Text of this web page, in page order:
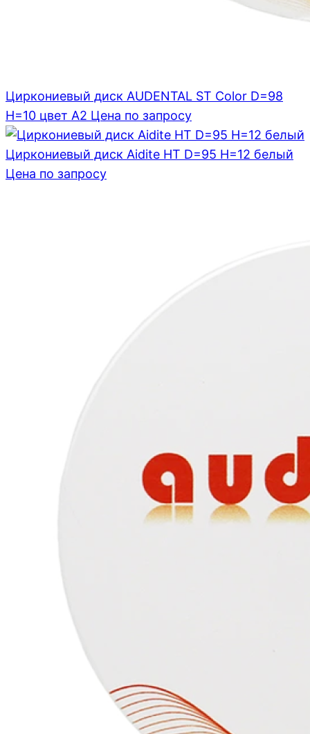
Циркониевый диск AUDENTAL ST Color D=98
H=10 цвет A2 Цена по запросу
Циркониевый диск Aidite HT D=95 H=12 белый
Цена по запросу